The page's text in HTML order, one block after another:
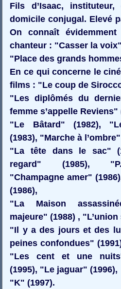
Fils d’Isaac,
domicile conjugal. Elevé
On connaît
chanteur : "Casser la
"Place des grands
En ce qui concerne le
films : "Le coup de
"Les diplômés du
femme s’appelle Reviens"
"Le Bâtard" (1982),
(1983), "Marche à
"La tête dans le sac"
regard" (1985),
"Champagne amer"
(1986),
"La Maison
majeure" (1988) ,
"Il y a des jours et des
peines confondues"
"Les cent et une
(1995), "Le jaguar" (1996),
"K" (1997).